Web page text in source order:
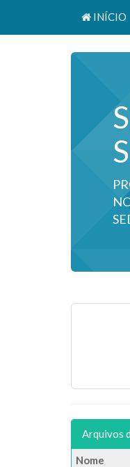
INÍCIO
Arquivos
Nome